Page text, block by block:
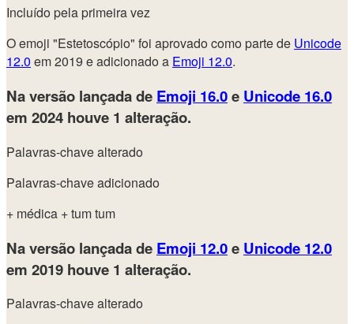
Incluído pela primeira vez
O emoji "Estetoscópio" foi aprovado como parte de Unicode
12.0 em 2019 e adicionado a Emoji 12.0.
Na versão lançada de Emoji 16.0e Unicode 16.0
em 2024 houve 1 alteração.
Palavras-chave alterado
Palavras-chave adicionado
+ médica + tum tum
Na versão lançada de Emoji 12.0e Unicode 12.0
em 2019 houve 1 alteração.
Palavras-chave alterado